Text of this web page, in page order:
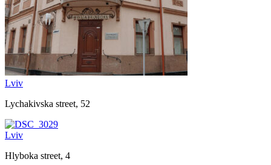
Lviv
Lychakivska street, 52
Lviv
Hlyboka street, 4